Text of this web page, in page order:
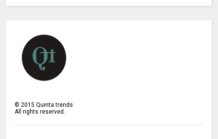
©2015 Quinta trends
All rights reserved.